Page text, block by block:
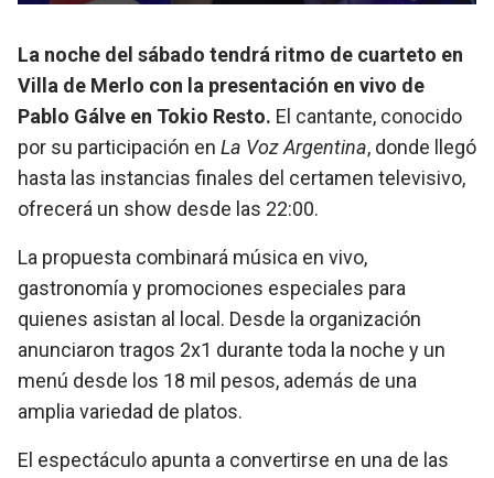
La noche del sábado tendrá ritmo de cuarteto en
Villa de Merlo con la presentación en vivo de
Pablo Gálve en Tokio Resto. El cantante, conocido
por su participación en La Voz Argentina, donde llegó
hasta las instancias finales del certamen televisivo,
ofrecerá un show desde las 22:00.
La propuesta combinará música en vivo,
gastronomía y promociones especiales para
quienes asistan al local. Desde la organización
anunciaron tragos 2x1 durante toda la noche y un
menú desde los 18 mil pesos, además de una
amplia variedad de platos.
El espectáculo apunta a convertirse en una de las